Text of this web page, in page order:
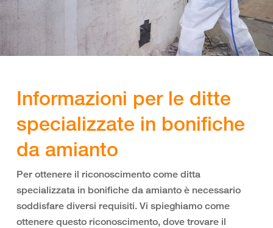
Informazioni per le ditte
specializzate in bonifiche
da amianto
Per ottenere il riconoscimento come ditta
specializzata in bonifiche da amianto è necessario
soddisfare diversi requisiti. Vi spieghiamo come
ottenere questo riconoscimento, dove trovare il